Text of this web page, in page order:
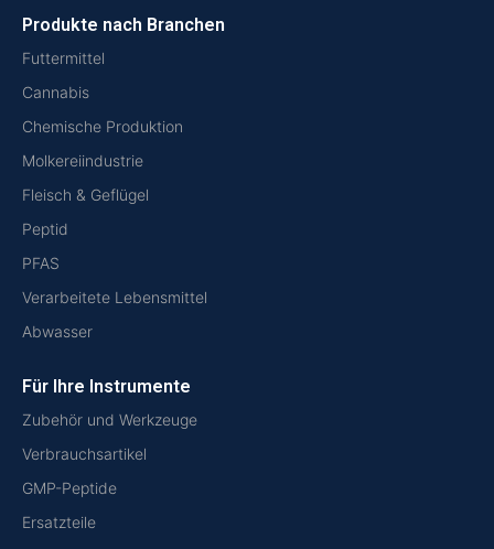
Produkte nach Branchen
Futtermittel
Cannabis
Chemische Produktion
Molkereiindustrie
Fleisch & Geflügel
Peptid
PFAS
Verarbeitete Lebensmittel
Abwasser
Für Ihre Instrumente
Zubehör und Werkzeuge
Verbrauchsartikel
GMP-Peptide
Ersatzteile